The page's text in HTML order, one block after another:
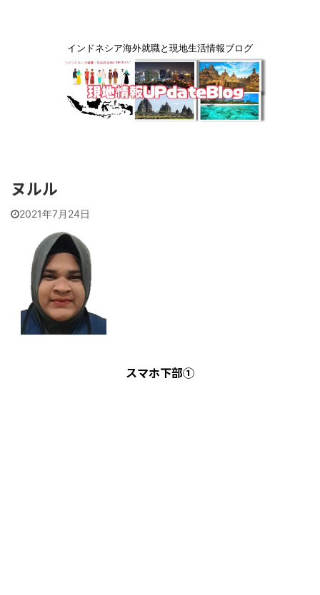
インドネシア海外就職と現地生活情報ブログ
ヌルル
2021年7月24日
スマホ下部①